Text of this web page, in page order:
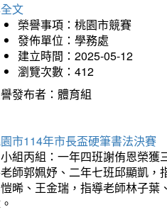
文
榮譽事項：桃園市競賽
發佈單位：學務處
建立時間：2025-05-12
瀏覽次數：412
發布者：體育組
市114年市長盃硬筆書法決賽
組丙組：一年四班謝侑恩榮獲
師郭姵妤、二年七班邱顯凱，
晞、王金瑞，指導老師林子葉